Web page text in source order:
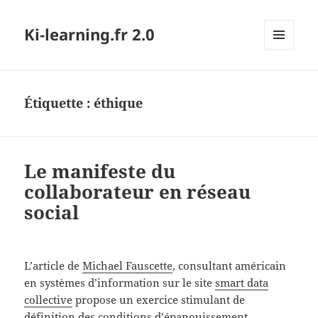
Ki-learning.fr 2.0
Étiquette :éthique
Le manifeste du
collaborateur en réseau
social
L’article deMichael Fauscette, consultant américain
en systèmes d’information sur le sitesmart data
collective propose un exercice stimulant de